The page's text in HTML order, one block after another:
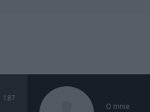
187
O mnie